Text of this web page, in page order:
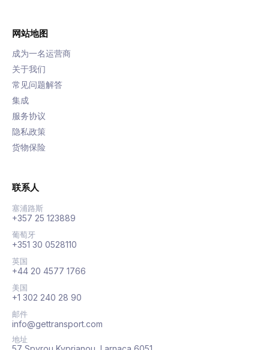
网站地图
成为一名运营商
关于我们
常见问题解答
集成
服务协议
隐私政策
货物保险
联系人
塞浦路斯
+357 25 123889
葡萄牙
+351 30 0528110
英国
+44 20 4577 1766
美国
+1 302 240 28 90
邮件
info@gettransport.com
地址